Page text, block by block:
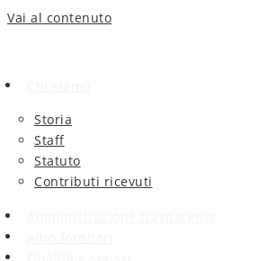
Vai al contenuto
Storia
Staff
Statuto
Contributi ricevuti